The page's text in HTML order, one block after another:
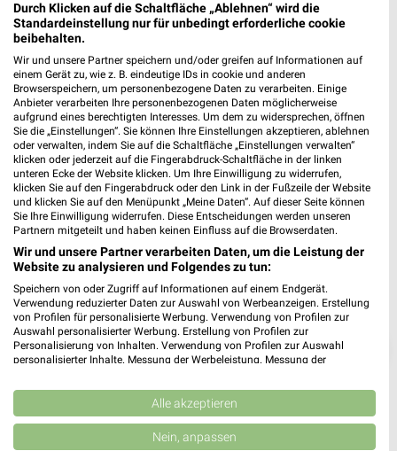
Durch Klicken auf die Schaltfläche „Ablehnen“ wird die
Standardeinstellung nur für unbedingt erforderliche cookie
beibehalten.
Wir und unsere Partner speichern und/oder greifen auf Informationen auf
einem Gerät zu, wie z. B. eindeutige IDs in cookie und anderen
Browserspeichern, um personenbezogene Daten zu verarbeiten. Einige
Anbieter verarbeiten Ihre personenbezogenen Daten möglicherweise
aufgrund eines berechtigten Interesses. Um dem zu widersprechen, öffnen
Sie die „Einstellungen“. Sie können Ihre Einstellungen akzeptieren, ablehnen
oder verwalten, indem Sie auf die Schaltfläche „Einstellungen verwalten“
klicken oder jederzeit auf die Fingerabdruck-Schaltfläche in der linken
unteren Ecke der Website klicken. Um Ihre Einwilligung zu widerrufen,
klicken Sie auf den Fingerabdruck oder den Link in der Fußzeile der Website
und klicken Sie auf den Menüpunkt „Meine Daten“. Auf dieser Seite können
Sie Ihre Einwilligung widerrufen. Diese Entscheidungen werden unseren
Partnern mitgeteilt und haben keinen Einfluss auf die Browserdaten.
Wir und unsere Partner verarbeiten Daten, um die Leistung der
Website zu analysieren und Folgendes zu tun:
Speichern von oder Zugriff auf Informationen auf einem Endgerät.
Verwendung reduzierter Daten zur Auswahl von Werbeanzeigen. Erstellung
von Profilen für personalisierte Werbung. Verwendung von Profilen zur
Auswahl personalisierter Werbung. Erstellung von Profilen zur
Personalisierung von Inhalten. Verwendung von Profilen zur Auswahl
personalisierter Inhalte. Messung der Werbeleistung. Messung der
Kombinationen von Daten aus verschiedenen Quellen. Entwicklung und
Verbesserung der Angebote. Verwendung reduzierter Daten zur Auswahl
von Inhalten.
Daten können außerhalb der Europäischen Union weitergegeben und in die
USA gesendet werden.
Alle akzeptieren
Nein, anpassen